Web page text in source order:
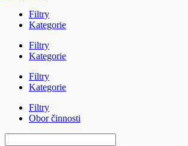
Filtry
Kategorie
Filtry
Kategorie
Filtry
Kategorie
Filtry
Obor činnosti